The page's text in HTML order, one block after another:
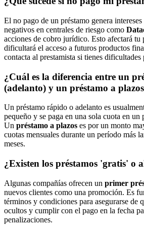
El no pago de un préstamo genera
negativos en centrales de riesgo como
acciones de cobro jurídico. Esto afectará tu
dificultará el acceso a futuros productos
contacta al prestamista si tienes dificultades
¿Cuál es la diferencia entre un
(adelanto) y un préstamo a
Un préstamo rápido o adelanto es
pequeño y se paga en una sola cuota en
Un préstamo a plazos es por un monto
cuotas mensuales durante un período más
meses.
¿Existen los préstamos 'gratis' o
Algunas compañías ofrecen un primer
nuevos clientes como una promoción. Es
términos y condiciones para asegurarse de
ocultos y cumplir con el pago en la fecha
penalizaciones.